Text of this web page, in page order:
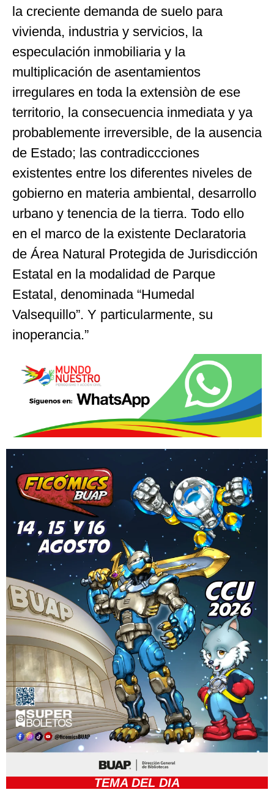
la creciente demanda de suelo para
vivienda, industria y servicios, la
especulación inmobiliaria y la
multiplicación de asentamientos
irregulares en toda la extensiòn de ese
territorio, la consecuencia inmediata y ya
probablemente irreversible, de la ausencia
de Estado; las contradiccciones
existentes entre los diferentes niveles de
gobierno en materia ambiental, desarrollo
urbano y tenencia de la tierra. Todo ello
en el marco de la existente Declaratoria
de Área Natural Protegida de Jurisdicción
Estatal en la modalidad de Parque
Estatal, denominada “Humedal
Valsequillo”. Y particularmente, su
inoperancia.”
TEMA DEL DIA